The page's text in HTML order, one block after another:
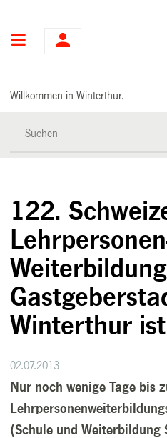
Hauptnavigation
Willkommen in Winterthur.
122.
Winterthur
02.07.2013
Nur noch wenige Tage bis
(Schule und Weiterbildung